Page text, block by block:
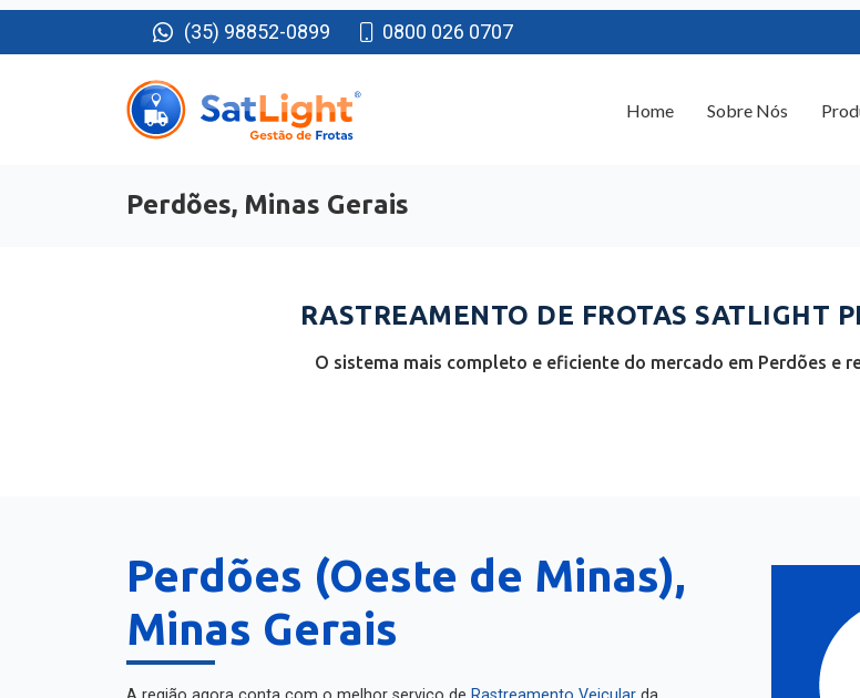
(35) 98852-0899 0800 026 0707
Perdões, Minas Gerais
RASTREAMENTO DE FROTAS SATLIGHT
O sistema mais completo e eficiente do mercado em Perdões e
Perdões (Oeste de Minas),
Minas Gerais
A região agora conta com o melhor serviço de Rastreamento Veicular da